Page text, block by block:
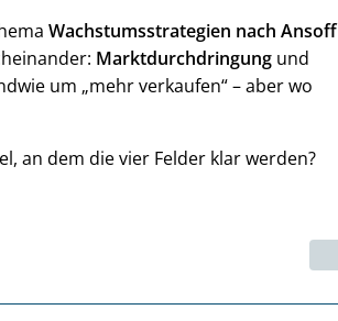
Wachstumsstrategien nach Ansoff
Marktdurchdringung und
um „mehr verkaufen“ – aber wo
an dem die vier Felder klar werden?